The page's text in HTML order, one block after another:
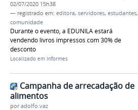
02/07/2020 15h38
— registrado em: editora, servidores, estudantes,
comunidade
Durante o evento, a EDUNILA estará
vendendo livros impressos com 30% de
desconto
Localizado em Informes
Campanha de arrecadação de
alimentos
poradolfo.vaz